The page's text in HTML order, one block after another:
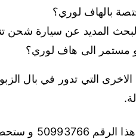
بالهاف لوري؟
المديد عن سيارة شحن
مستمر الى هاف لوري؟
الاخرى التي تدور في بال
عزيزي